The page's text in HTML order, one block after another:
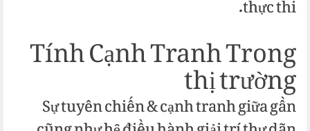
Tính Cạnh Tranh Trong
thị trường
Sự tuyên chiến & cạnh tranh giữa gần